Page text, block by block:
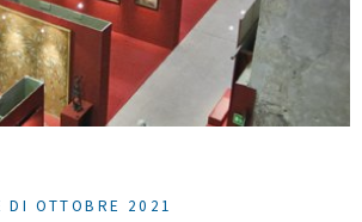
DI OTTOBRE 2021